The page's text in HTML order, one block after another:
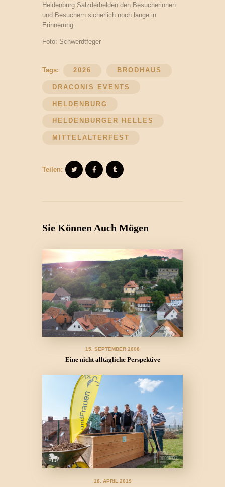
Heldenburg Salzderhelden den Besucherinnen
und Besuchern sicherlich noch lange in
Erinnerung.
Foto: Schwerdtfeger
Tags: 2026 BRODHAUS
DRACONIS EVENTS
HELDENBURG
HELDENBURGER HELLES
MITTELALTERFEST
Teilen:
Sie Können Auch Mögen
15. SEPTEMBER 2008
Eine nicht alltägliche Perspektive
18. APRIL 2019